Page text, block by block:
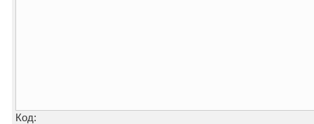
Код: